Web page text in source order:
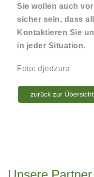
Sie wollen auch
sicher sein, dass
Kontaktieren Sie
in jeder Situation.
Foto: djedzura
zurück zur Übersicht